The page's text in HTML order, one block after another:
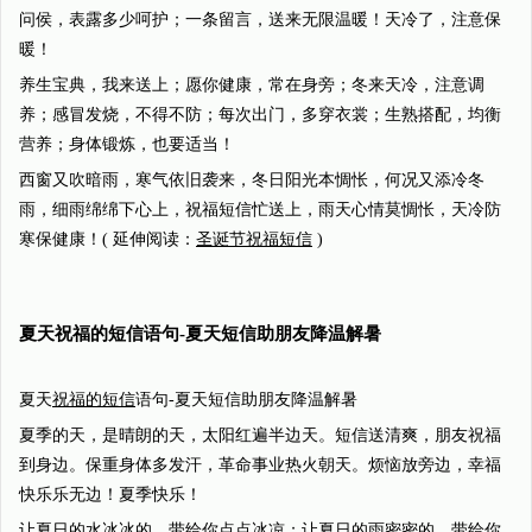
问侯，表露多少呵护；一条留言，送来无限温暖！天冷了，注意保
暖！
养生宝典，我来送上；愿你健康，常在身旁；冬来天冷，注意调
养；感冒发烧，不得不防；每次出门，多穿衣裳；生熟搭配，均衡
营养；身体锻炼，也要适当！
西窗又吹暗雨，寒气依旧袭来，冬日阳光本惆怅，何况又添冷冬
雨，细雨绵绵下心上，祝福短信忙送上，雨天心情莫惆怅，天冷防
寒保健康！( 延伸阅读： 圣诞节祝福短信 )
夏天祝福的短信语句-夏天短信助朋友降温解暑
夏天祝福的短信语句-夏天短信助朋友降温解暑
夏季的天，是晴朗的天，太阳红遍半边天。短信送清爽，朋友祝福
到身边。保重身体多发汗，革命事业热火朝天。烦恼放旁边，幸福
快乐乐无边！夏季快乐！